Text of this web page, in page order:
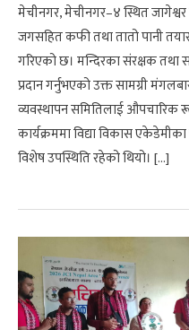
मेचीनगर, मेचीनगर–४ स्थित
जगसहित कफी तथा तातो पानी
गरिएको छ। मन्दिरका संरक्षक
प्रदान गर्नुभएको उक्त सामग्री
व्यवस्थापन समितिलाई औपचारिक
कार्यक्रममा विद्या विकास
विशेष उपस्थिति रहेको थियो। […]